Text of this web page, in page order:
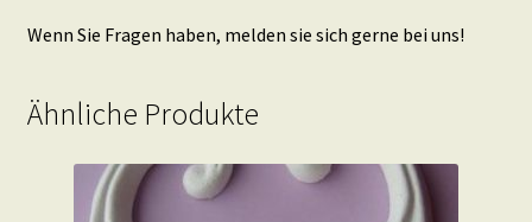
Wenn Sie Fragen haben, melden sie sich gerne bei uns!
Ähnliche Produkte